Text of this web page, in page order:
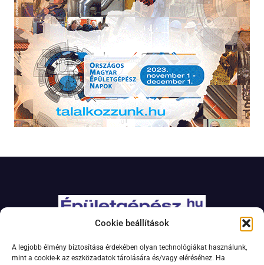
Cookie beállítások
A legjobb élmény biztosítása érdekében olyan technológiákat használunk,
mint a cookie-k az eszközadatok tárolására és/vagy eléréséhez. Ha
Adatkezelési szabályzat
Jogi nyilatkozat